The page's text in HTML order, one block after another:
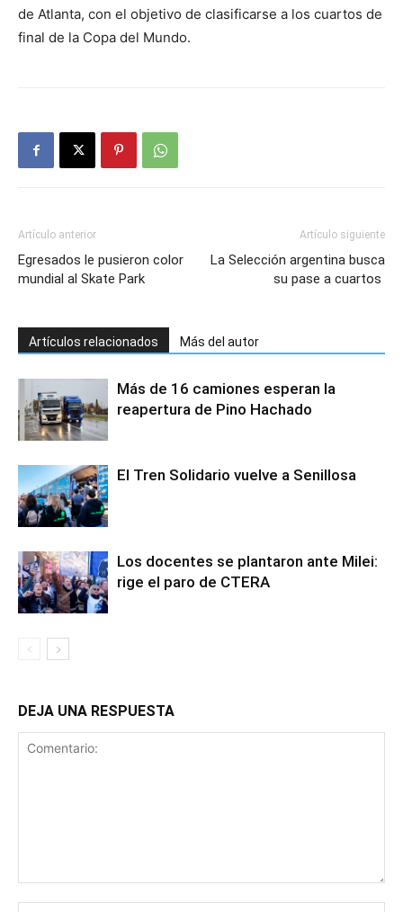
de Atlanta, con el objetivo de clasificarse a los cuartos de
final de la Copa del Mundo.
Artículo anterior
Egresados le pusieron color
mundial al Skate Park
Artículo siguiente
La Selección argentina busca
su pase a cuartos
Artículos relacionados Más del autor
Más de 16 camiones esperan la
reapertura de Pino Hachado
El Tren Solidario vuelve a Senillosa
Los docentes se plantaron ante Milei:
rige el paro de CTERA
DEJA UNA RESPUESTA